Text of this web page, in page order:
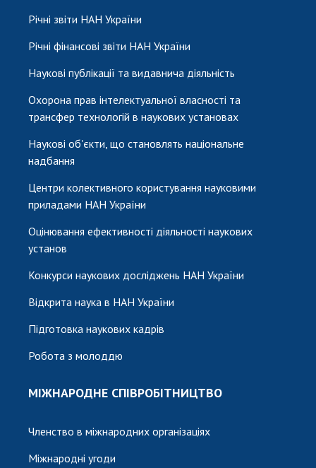
Річні звіти НАН України
Річні фінансові звіти НАН України
Наукові публікації та видавнича діяльність
Охорона прав інтелектуальної власності та
трансфер технологій в наукових установах
Наукові об'єкти, що становлять національне
надбання
Центри колективного користування науковими
приладами НАН України
Оцінювання ефективності діяльності наукових
установ
Конкурси наукових досліджень НАН України
Відкрита наука в НАН України
Підготовка наукових кадрів
Робота з молоддю
МІЖНАРОДНЕ СПІВРОБІТНИЦТВО
Членство в міжнародних організаціях
Міжнародні угоди